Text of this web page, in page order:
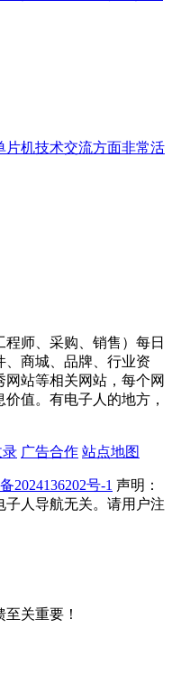
片机技术交流方面非常活
师、采购、销售）每日
、商城、品牌、行业资
站等相关网站，每个网
值。有电子人的地方，
录 广告合作 站点地图
2024136202号-1 声明：
子人导航无关。请用户注
关重要！